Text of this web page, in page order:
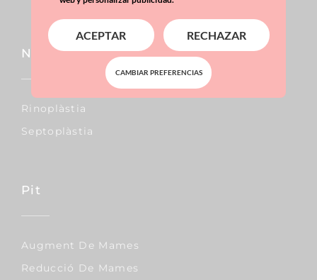
Nas
Rinoplàstia
Septoplàstia
Pit
Augment De Mames
Reducció De Mames
ACEPTAR RECHAZAR
CAMBIAR PREFERENCIAS